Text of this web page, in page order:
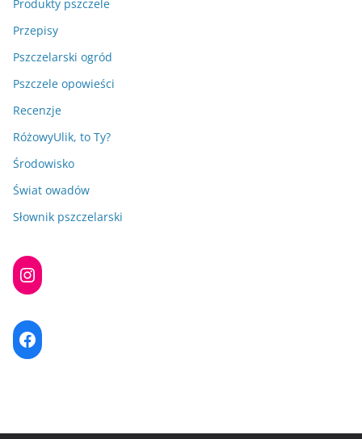
Produkty pszczele
Przepisy
Pszczelarski ogród
Pszczele opowieści
Recenzje
RóżowyUlik, to Ty?
Środowisko
Świat owadów
Słownik pszczelarski
Instagram
Facebook